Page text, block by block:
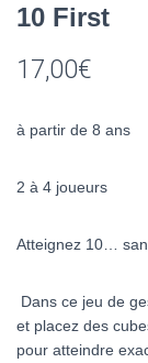
10 First
17,00€
à partir de 8 ans
2 à 4 joueurs
Atteignez 10…
Dans ce jeu de
et placez des
pour atteindre